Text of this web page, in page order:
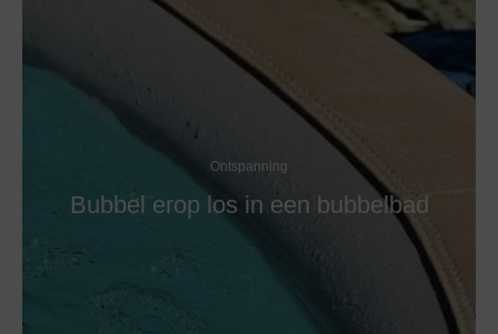
Ontspanning
Bubbel erop los in een bubbelbad